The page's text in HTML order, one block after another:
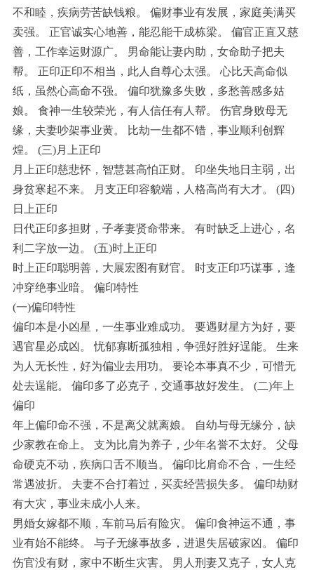
不和睦，疾病劳苦缺钱粮。 偏财事业有发展，家庭美满买
卖强。 正官诚实心地善，能忍能干成栋梁。 偏官正直又慈
善，工作幸运财源广。 男命能让妻内助，女命助子把夫
帮。 正印正印不相当，此人自尊心太强。 心比天高命似
纸，虽然心高命不强。 偏印犹豫多失败，多愁善感多姑
娘。 食神一生较荣光，有人信任有人帮。 伤官身败母无
缘，夫妻吵架事业黄。 比劫一生都不错，事业顺利创辉
煌。 (三)月上正印
月上正印慈悲怀，智慧甚高怕正财。 印坐失地日主弱，出
身贫寒起不来。 月支正印容貌端，人格高尚有大才。 (四)
日上正印
日代正印多担财，子孝妻贤命带来。 有时缺乏上进心，名
利二字放一边。 (五)时上正印
时上正印聪明善，大展宏图有财官。 时支正印巧谋事，逢
冲穿绝事业暗。 偏印特性
(一)偏印特性
偏印本是小凶星，一生事业难成功。 要遇财星方为好，要
遇官星必成凶。 忧郁寡断孤独相，争强好胜好逞能。 生来
为人无长性，好为偏业去用功。 要论本事真不少，可惜无
处去逞能。 偏印多了必克子，交通事故好发生。 (二)年上
偏印
年上偏印命不强，不是离父就离娘。 自幼与母无缘分，缺
少家教在命上。 支为比肩为养子，少年名誉不太好。 父母
命硬克不动，疾病口舌不顺当。 偏印比肩命不合，一生经
常遇波折。 夫妻不合打着过，买卖经营损失多。 偏印劫财
有大灾，事业未成小人来。
男婚女嫁都不顺，车前马后有险灾。 偏印食神运不通，事
业有始不能终。 与子无缘事故多，进退失居破家凶。 偏印
伤官没有财，家中不断生灾害。 男人刑妻又克子，女人克